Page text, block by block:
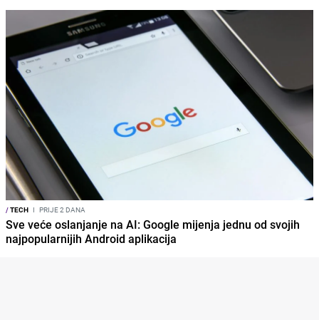
/TECH I PRIJE 2 DANA
Sve veće oslanjanje na AI: Google mijenja jednu od svojih
najpopularnijih Android aplikacija